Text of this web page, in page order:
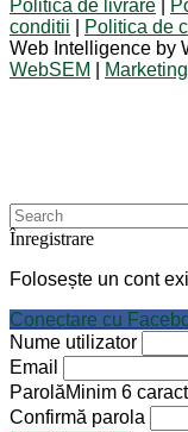
Politica de livrare
conditii
Politica de
Web Intelligence by
WebSEM
Înregistrare
Folosește un cont
Conectare cu
Nume utilizator
Email
ParolăMinim 6
Confirmă parola